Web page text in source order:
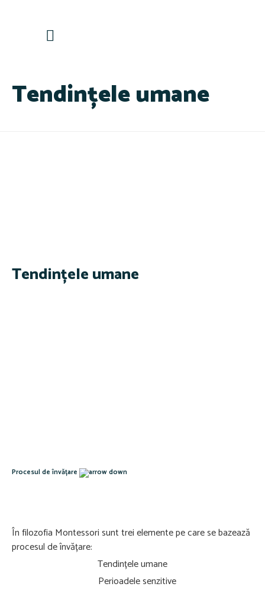
Tendințele umane
Tendințele umane
Procesul de învățare
În filozofia Montessori sunt trei elemente pe care se bazează
procesul de învățare:
Tendințele umane
Perioadele senzitive